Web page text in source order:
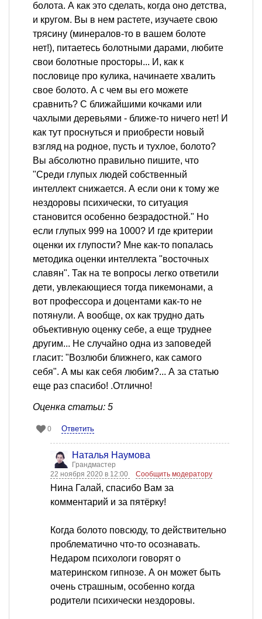
болота. А как это сделать, когда оно детства,
и кругом. Вы в нем растете, изучаете свою
трясину (минералов-то в вашем болоте
нет!), питаетесь болотными дарами, любите
свои болотные просторы... И, как к
пословице про кулика, начинаете хвалить
свое болото. А с чем вы его можете
сравнить? С ближайшими кочками или
чахлыми деревьями - ближе-то ничего нет! И
как тут проснуться и приобрести новый
взгляд на родное, пусть и тухлое, болото?
Вы абсолютно правильно пишите, что
"Среди глупых людей собственный
интеллект снижается. А если они к тому же
нездоровы психически, то ситуация
становится особенно безрадостной." Но
если глупых 999 на 1000? И где критерии
оценки их глупости? Мне как-то попалась
методика оценки интеллекта "восточных
славян". Так на те вопросы легко ответили
дети, увлекающиеся тогда пикемонами, а
вот профессора и доцентами как-то не
потянули. А вообще, ох как трудно дать
объективную оценку себе, а еще труднее
другим... Не случайно одна из заповедей
гласит: "Возлюби ближнего, как самого
себя". А мы как себя любим?... А за статью
еще раз спасибо! .Отлично!
Оценка статьи: 5
0 Ответить
Наталья Наумова
Грандмастер
22 ноября 2020 в 12:00
Сообщить модератору
Нина Галай, спасибо Вам за
комментарий и за пятёрку!
Когда болото повсюду, то действительно
проблематично что-то осознавать.
Недаром психологи говорят о
материнском гипнозе. А он может быть
очень страшным, особенно когда
родители психически нездоровы.